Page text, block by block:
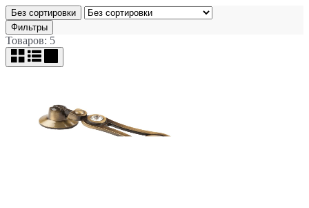
Без сортировки
Фильтры
Товаров: 5